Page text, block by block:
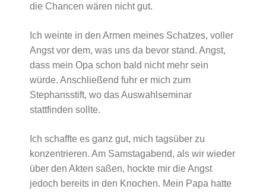
die Chancen wären nicht gut.
Ich weinte in den Armen meines Schatzes, voller
Angst vor dem, was uns da bevor stand. Angst,
dass mein Opa schon bald nicht mehr sein
würde. Anschließend fuhr er mich zum
Stephansstift, wo das Auswahlseminar
stattfinden sollte.
Ich schaffte es ganz gut, mich tagsüber zu
konzentrieren. Am Samstagabend, als wir wieder
über den Akten saßen, hockte mir die Angst
jedoch bereits in den Knochen. Mein Papa hatte